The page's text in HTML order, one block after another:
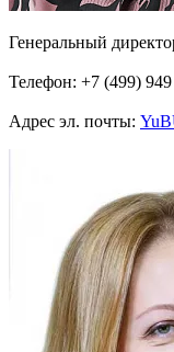
Генеральный
Телефон: +7 (499)
Адрес эл. почты: